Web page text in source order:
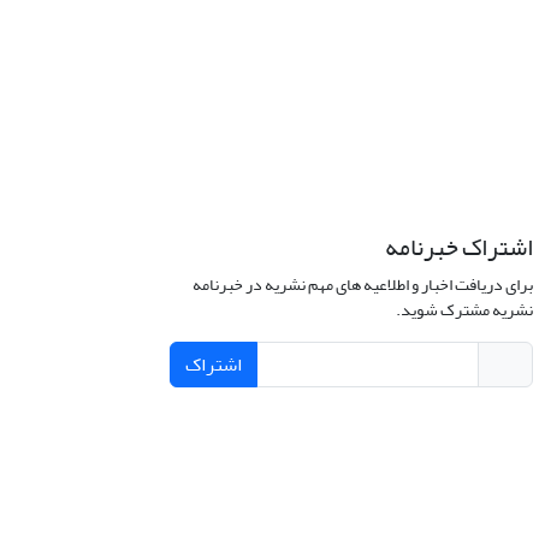
اشتراک خبرنامه
برای دریافت اخبار و اطلاعیه های مهم نشریه در خبرنامه
نشریه مشترک شوید.
اشتراک